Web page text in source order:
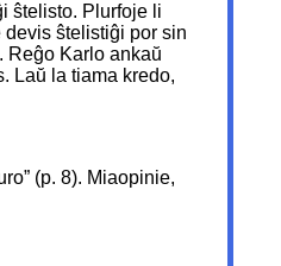
ŝtelisto. Plurfoje li
ŝtelistiĝi por sin
Reĝo Karlo ankaŭ
Laŭ la tiama kredo,
(p. 8). Miaopinie,